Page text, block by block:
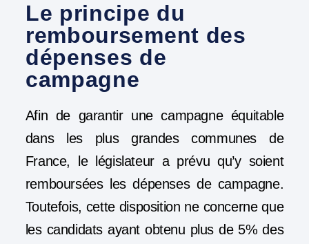
Le principe du
remboursement des
dépenses de
campagne
Afin de garantir une campagne équitable
dans les plus grandes communes de
France, le législateur a prévu qu’y soient
remboursées les dépenses de campagne.
Toutefois, cette disposition ne concerne que
les candidats ayant obtenu plus de 5% des